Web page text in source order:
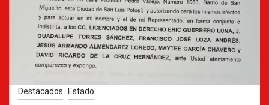
Destacados Estado